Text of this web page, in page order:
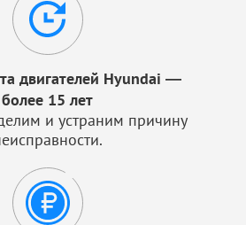
двигателей Hyundai —
более 15 лет
и устраним причину